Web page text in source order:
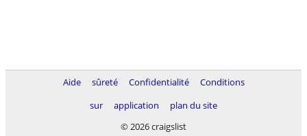
Aide sûreté Confidentialité
Conditions
sur
application
plan du site
© 2026 craigslist